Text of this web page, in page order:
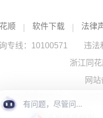
顺 软件下载 法律
专线：10100571 违法
浙江同
网站
资咨询服务提供：浙江同